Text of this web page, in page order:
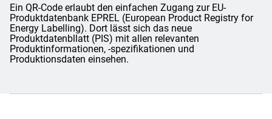
Ein QR-Code erlaubt den einfachen Zugang zur EU-
Produktdatenbank EPREL (European Product Registry for
Energy Labelling). Dort lässt sich das neue
Produktdatenbllatt (PIS) mit allen relevanten
Produktinformationen, -spezifikationen und
Produktionsdaten einsehen.